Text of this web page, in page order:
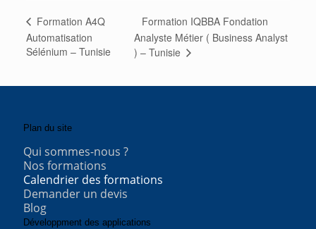
Formation A4Q
Automatisation
Sélénium – Tunisie
Formation IQBBA Fondation
Analyste Métier ( Business Analyst
) – Tunisie
Plan du site
Qui sommes-nous ?
Nos formations
Calendrier des formations
Demander un devis
Blog
Développment des applications